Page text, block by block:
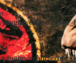
ezbbc/
in
ezbbc/